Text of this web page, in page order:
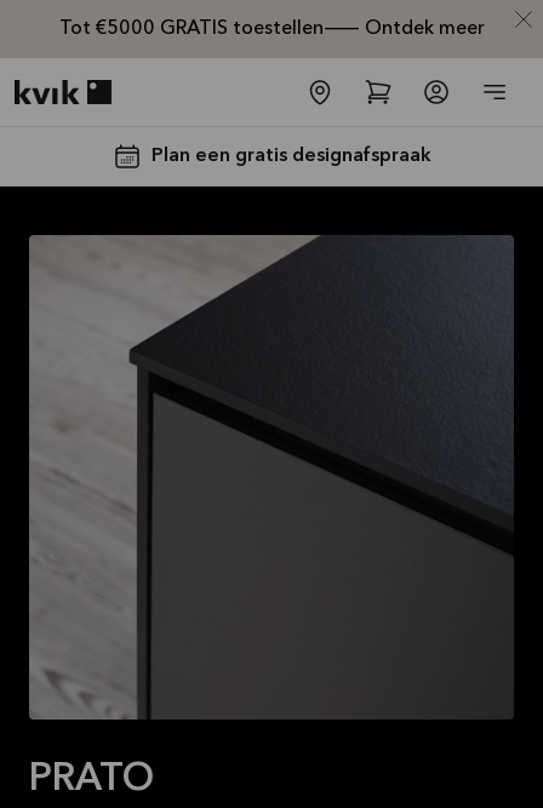
Tot €5000 GRATIS toestellen— Ontdek meer
Plan een gratis designafspraak
GRATIS
toestellen*
PRATO